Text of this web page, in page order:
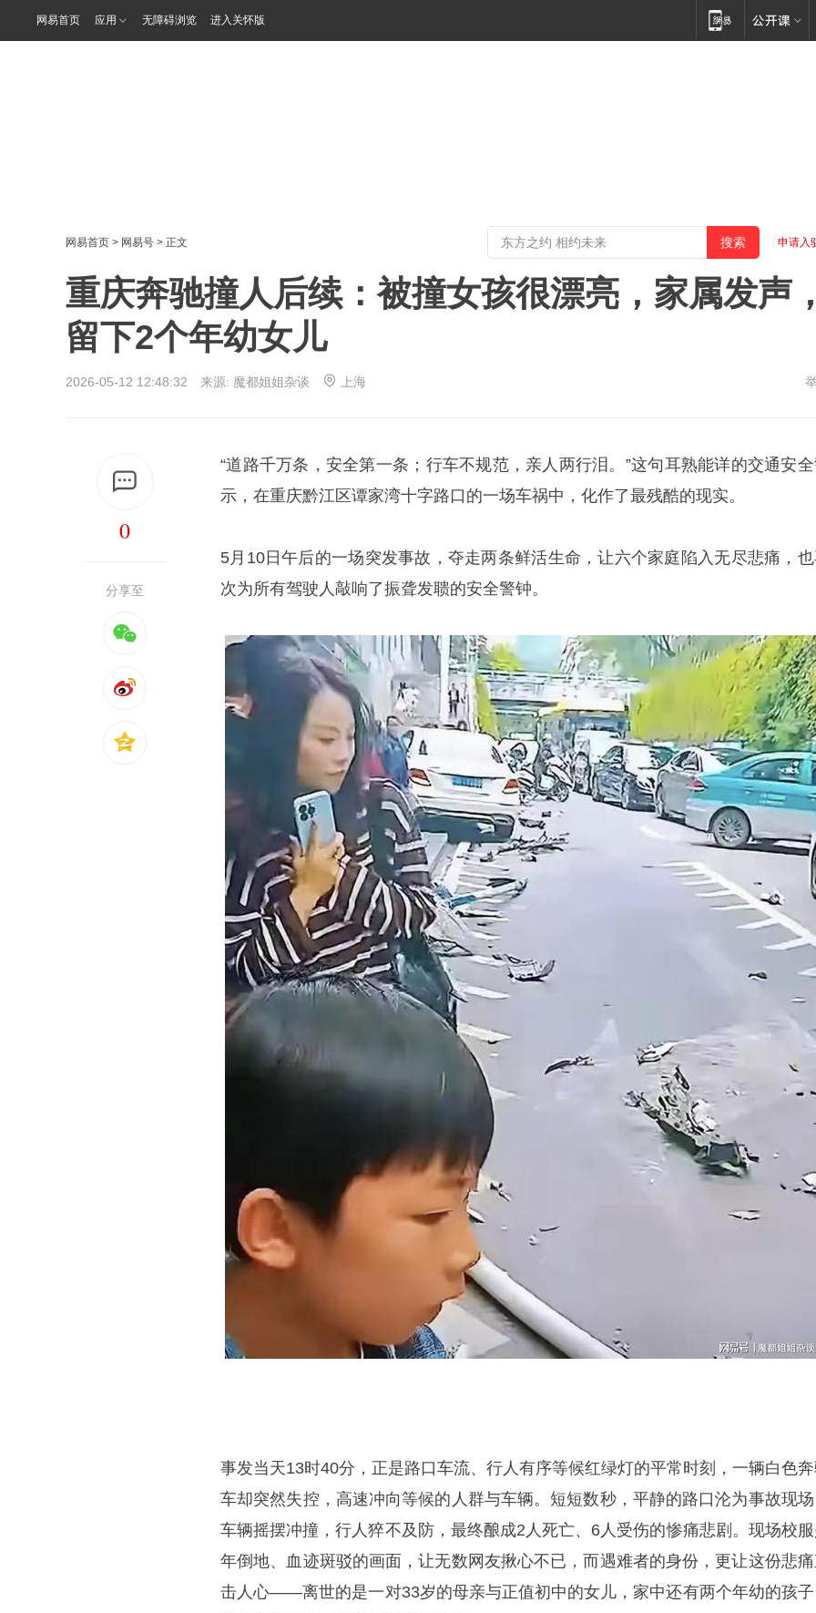
网易首页 应用 无障碍浏览 进入关怀版
网易首页 > 网易号 > 正文 申请入
重庆奔驰撞人后续：被撞女孩很漂亮，家属发声
留下2个年幼女儿
2026-05-12 12:48:32 来源: 魔都姐姐杂谈 上海
0
分享至
“道路千万条，安全第一条；行车不规范，亲人两行泪。”这句耳熟能详的交通安
示，在重庆黔江区谭家湾十字路口的一场车祸中，化作了最残酷的现实。
5月10日午后的一场突发事故，夺走两条鲜活生命，让六个家庭陷入无尽悲痛，
次为所有驾驶人敲响了振聋发聩的安全警钟。
事发当天13时40分，正是路口车流、行人有序等候红绿灯的平常时刻，一辆白色
车却突然失控，高速冲向等候的人群与车辆。短短数秒，平静的路口沦为事故现
车辆摇摆冲撞，行人猝不及防，最终酿成2人死亡、6人受伤的惨痛悲剧。现场校
年倒地、血迹斑驳的画面，让无数网友揪心不已，而遇难者的身份，更让这份悲
击人心——离世的是一对33岁的母亲与正值初中的女儿，家中还有两个年幼的孩